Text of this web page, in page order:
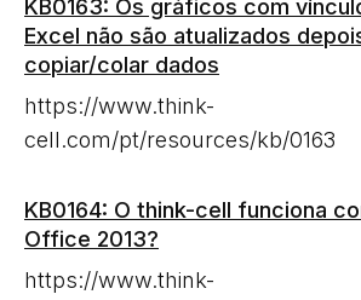
KB0163: Os gráficos com
Excel não são atualizados
copiar/colar dados
https://www.think-
cell.com/pt/resources/kb/0163
KB0164: O think-cell funciona
Office 2013?
https://www.think-